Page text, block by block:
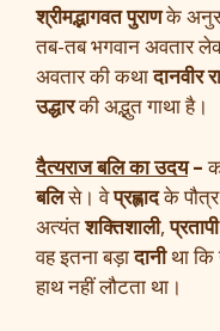
श्रीमद्भागवत पुराणके
तब-तब भगवान अवतार
अवतार की कथादानवीर
उद्धारकी अद्भुत गाथा है।
दैत्यराज बलि का उदय–
बलिसे। वेप्रह्लादके
अत्यंतशक्तिशाली,प्रतापी
वह इतना बड़ादानीथा कि
हाथ नहीं लौटता था।